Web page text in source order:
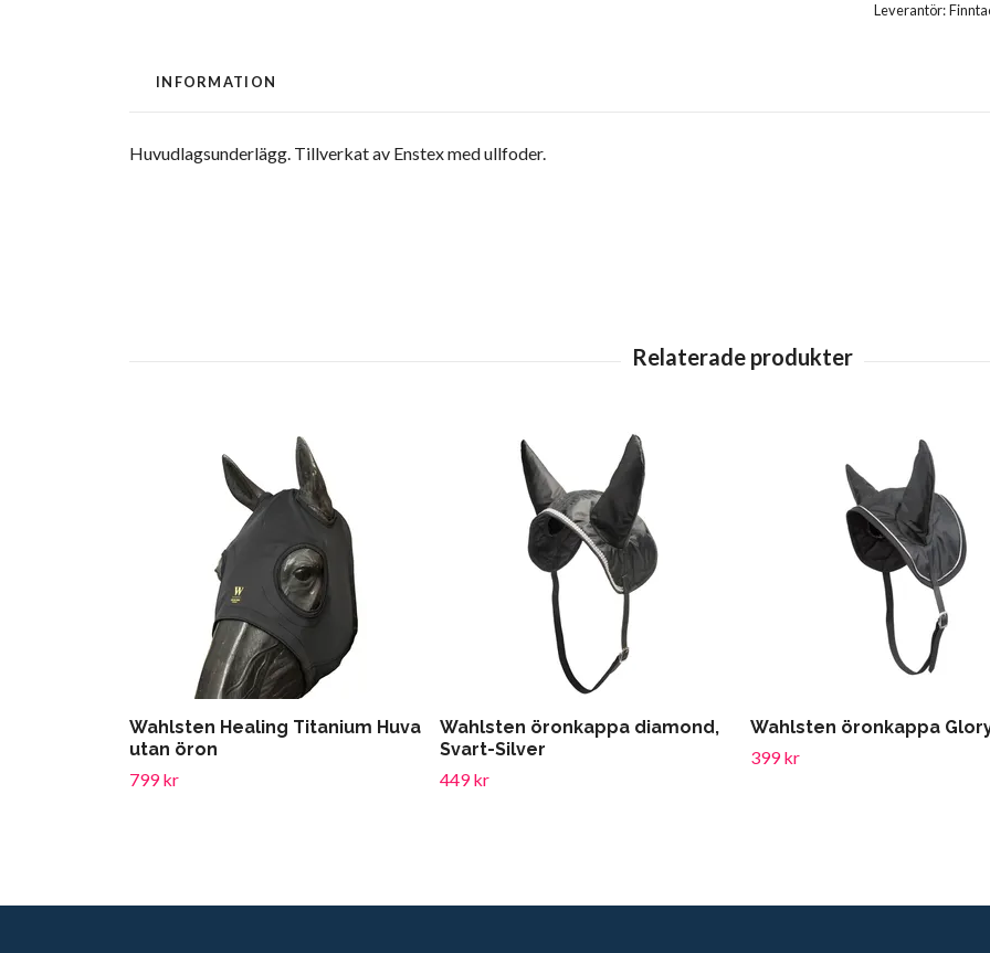
Leverantör:
INFORMATION
Huvudlagsunderlägg. Tillverkat av Enstex med ullfoder.
Wahlsten Healing Titanium Huva
utan öron
799 kr
Wahlsten öronkappa diamond,
Svart-Silver
449 kr
Wahlsten öronkappa
399 kr